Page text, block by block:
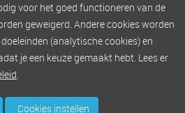
4 - B-9990 Maldegem
info@aluf orm.be BTW: BE 0463.361.575
-Cookies instellen- created by
PopCom
voor het goed functioneren van de
geweigerd. Andere cookies worden
(analytische cookies) en
je een keuze gemaakt hebt. Lees er
.
Cookies instellen